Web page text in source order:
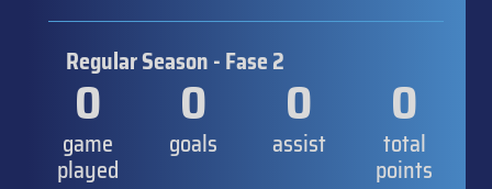
Regular Season - Fase 2
0
game
played
0
goals
0
assist
0
total
points